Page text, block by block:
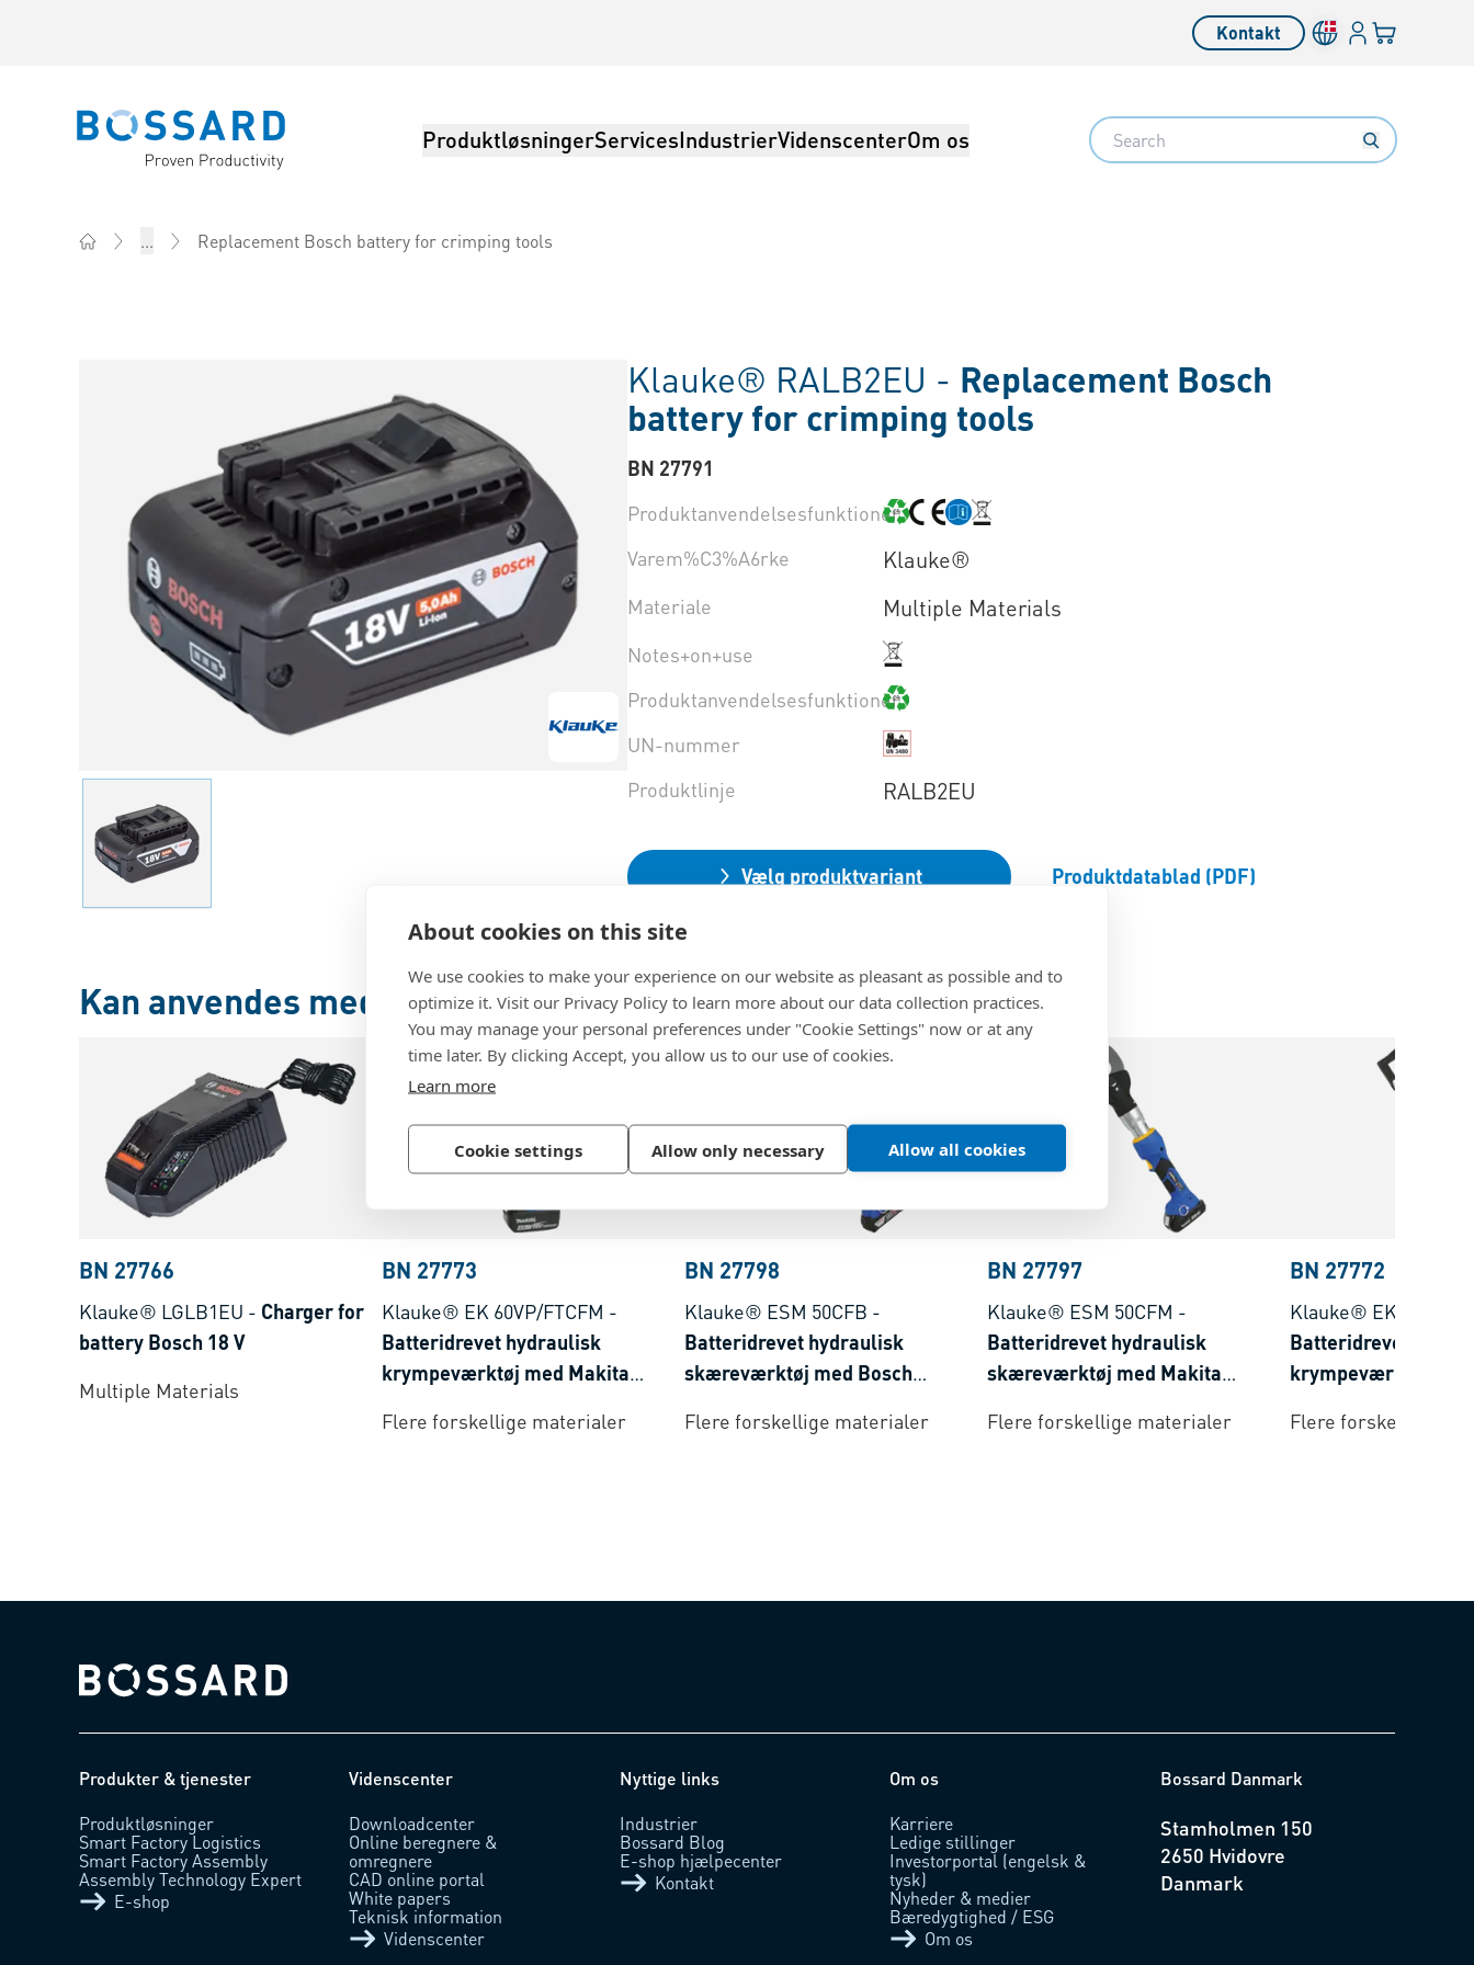
About cookies on this site
We use cookies to make your experience on our website as pleasant as possible and to
optimize it. Visit our Privacy Policy to learn more about our data collection practices.
You may manage your personal preferences under "Cookie Settings" now or at any
time later. By clicking Accept, you allow us to our use of cookies.
Learn more
Cookie settings Allow only necessary Allow all cookies
Kontakt Log på​Din kurv
Bossard homepage ProduktløsningerServicesIndustrierVidenscenterOm os Search
... Replacement Bosch battery for crimping tools
Klauke® RALB2EU - Replacement Bosch
battery for crimping tools
BN 27791
Produktanvendelsesfunktioner
Varem%C3%A6rke
Klauke®
Materiale Multiple Materials
Notes+on+use
Produktanvendelsesfunktioner
UN-nummer
Produktlinje
RALB2EU
Vælg produktvariant Produktdatablad (PDF)
Kan anvendes med
BN 27766
Klauke® LGLB1EU - Charger for
battery Bosch 18 V
Multiple Materials
BN 27773
Klauke® EK 60VP/FTCFM -
Batteridrevet hydraulisk
krympeværktøj med Makita
300 mm²
Flere forskellige materialer
BN 27798
Klauke® ESM 50CFB -
Batteridrevet hydraulisk
skæreværktøj med Bosch
Ø 50 mm
Flere forskellige materialer
BN 27797
Klauke® ESM 50CFM -
Batteridrevet hydraulisk
skæreværktøj med Makita
Ø 50 mm
Flere forskellige materialer
BN 27772
Klauke® EK 35/
Batteridrevet
krympeværktøj
150 mm²
Flere forskellige
Bossard homepage
Produkter & tjenester
Produktløsninger
Smart Factory Logistics
Smart Factory Assembly
Assembly Technology Expert
E-shop
Videnscenter
Downloadcenter
Online beregnere &
omregnere
CAD online portal
White papers
Teknisk information
Videnscenter
Nyttige links
Industrier
Bossard Blog
E-shop hjælpecenter
Kontakt
Om os
Karriere
Ledige stillinger
Investorportal (engelsk &
tysk)
Nyheder & medier
Bæredygtighed / ESG
Om os
Bossard Danmark
Stamholmen 150
2650 Hvidovre
Danmark